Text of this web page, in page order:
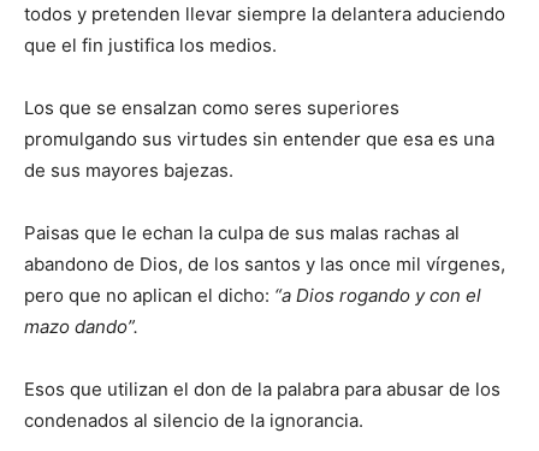
todos y pretenden llevar siempre la delantera aduciendo
que el fin justifica los medios.
Los que se ensalzan como seres superiores
promulgando sus virtudes sin entender que esa es una
de sus mayores bajezas.
Paisas que le echan la culpa de sus malas rachas al
abandono de Dios, de los santos y las once mil vírgenes,
pero que no aplican el dicho: “a Dios rogando y con el
mazo dando”.
Esos que utilizan el don de la palabra para abusar de los
condenados al silencio de la ignorancia.